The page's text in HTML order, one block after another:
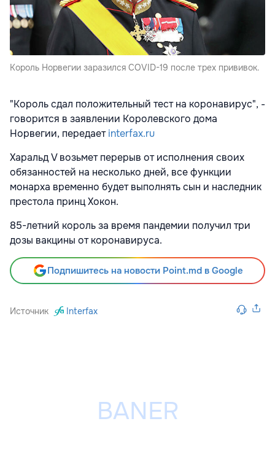
Король Норвегии заразился COVID-19 после трех прививок.
"Король сдал положительный тест на коронавирус", -
говорится в заявлении Королевского дома
Норвегии, передаетinterfax.ru
Харальд V возьмет перерыв от исполнения своих
обязанностей на несколько дней, все функции
монарха временно будет выполнять сын и наследник
престола принц Хокон.
85-летний король за время пандемии получил три
дозы вакцины от коронавируса.
Подпишитесь на новости Point.md в Google
Источник Interfax